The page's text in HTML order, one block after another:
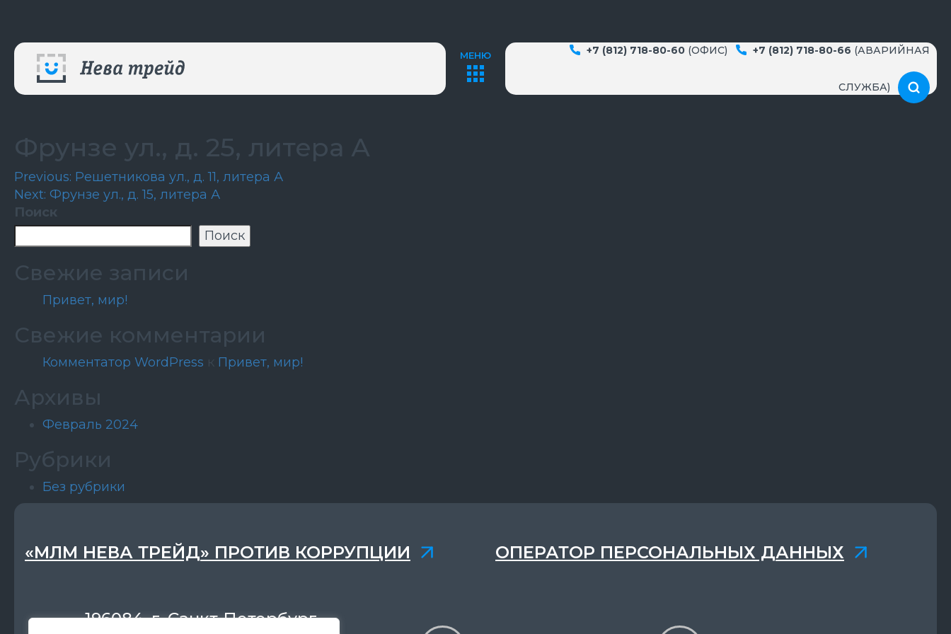
МЕНЮ +7 (812) 718-80-60(ОФИС) +7 (812) 718-80-66 (АВАРИЙНАЯ
СЛУЖБА)
Фрунзе ул., д. 25, литера А
Навигация
по
записям
Previous: Решетникова ул., д. 11, литера А
Next: Фрунзе ул., д. 15, литера А
Поиск
Поиск
Свежие записи
Привет, мир!
Свежие комментарии
Комментатор WordPress к Привет, мир!
Архивы
Февраль 2024
Рубрики
Без рубрики
«МЛМ НЕВА ТРЕЙД» ПРОТИВ КОРРУПЦИИ ОПЕРАТОР ПЕРСОНАЛЬНЫХ ДАННЫХ
196084, г. Санкт-Петербург,